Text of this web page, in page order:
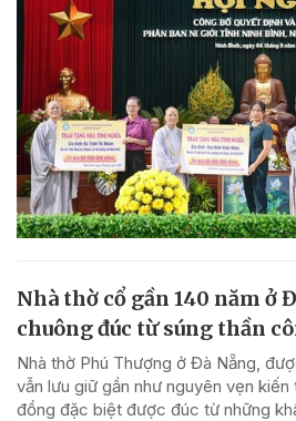
Nhà thờ cổ gần 140 năm ở
chuông đúc từ súng thần
Nhà thờ Phú Thượng ở Đà Nẵng,
vẫn lưu giữ gần như nguyên vẹn
đồng đặc biệt được đúc từ những